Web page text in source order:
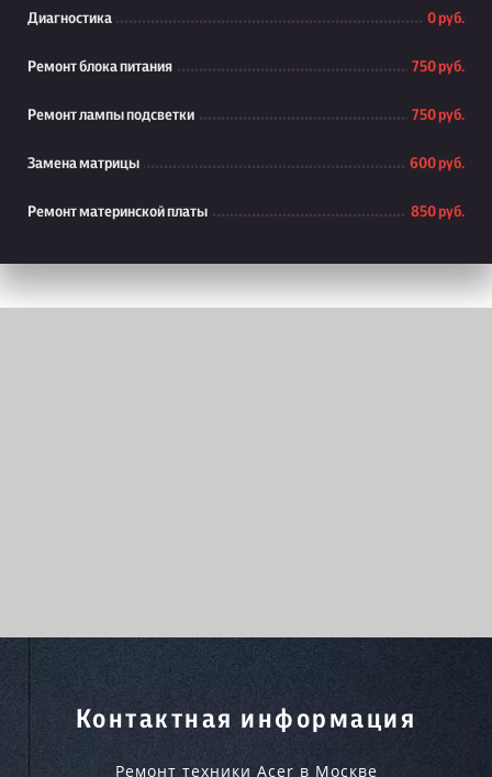
Диагностика 0 руб.
Ремонт блока питания 750 руб.
Ремонт лампы подсветки 750 руб.
Замена матрицы 600 руб.
Ремонт материнской платы 850 руб.
Контактная информация
Ремонт техники Acer в Москве